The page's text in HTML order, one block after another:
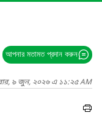
আপনার মতামত প্রদান করুন
৯ জুন, ২০২৬ এ ১১:২৫ AM